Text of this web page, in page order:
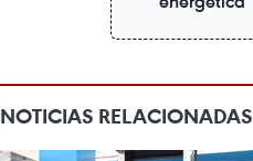
NOTICIAS RELACIONADAS